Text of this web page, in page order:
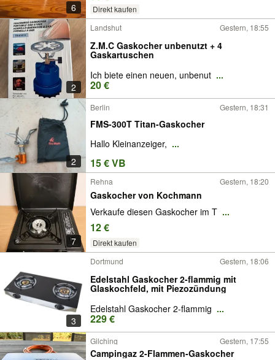
6 Direkt kaufen
2
Landshut Gestern, 18:55
Z.M.C Gaskocher unbenutzt + 4
Gaskartuschen
Ich biete einen neuen, unbenut ...
20 €
2
Berlin Gestern, 18:31
FMS-300T Titan-Gaskocher
Hallo Kleinanzeiger, ...
15 € VB
7
Rehna Gestern, 18:20
Gaskocher von Kochmann
Verkaufe diesen Gaskocher im T ...
12 €
Direkt kaufen
3
Dortmund Gestern, 18:06
Edelstahl Gaskocher 2-flammig mit
Glaskochfeld, mit Piezozündung
Edelstahl Gaskocher 2-flammig ...
229 €
Gilching Gestern, 17:55
Campingaz 2-Flammen-Gaskocher